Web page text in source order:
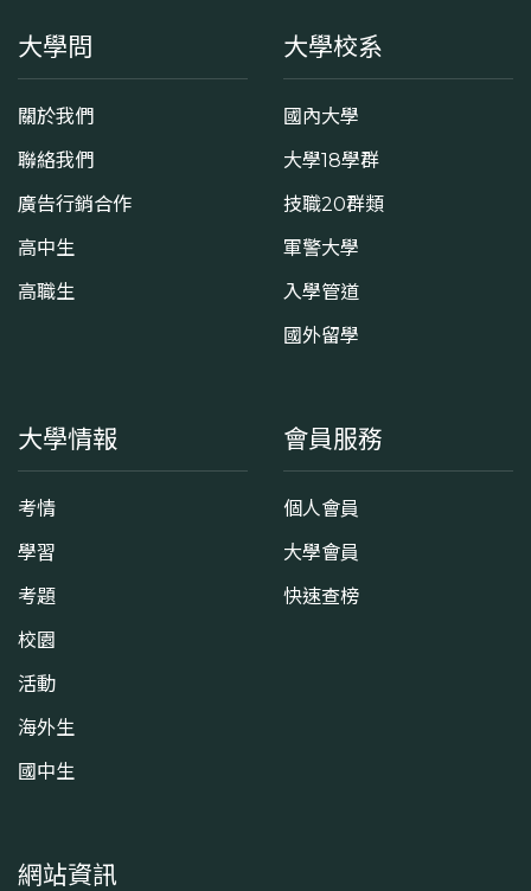
大學問
關於我們
聯絡我們
廣告行銷合作
高中生
高職生
大學校系
國內大學
大學18學群
技職20群類
軍警大學
入學管道
國外留學
大學情報
考情
學習
考題
校園
活動
海外生
國中生
會員服務
個人會員
大學會員
快速查榜
網站資訊